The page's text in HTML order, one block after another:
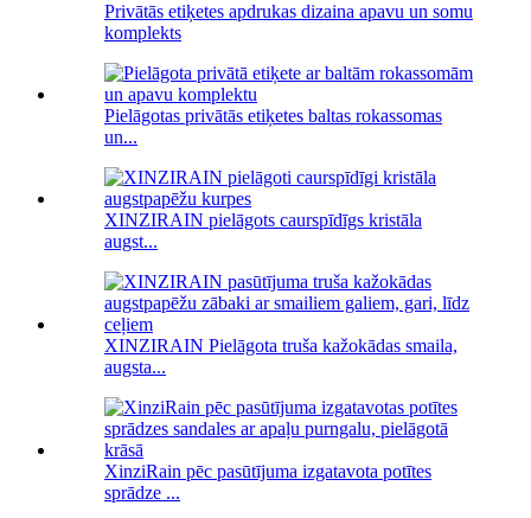
Privātās etiķetes apdrukas dizaina apavu un somu
komplekts
Pielāgotas privātās etiķetes baltas rokassomas
un...
XINZIRAIN pielāgots caurspīdīgs kristāla
augst...
XINZIRAIN Pielāgota truša kažokādas smaila,
augsta...
XinziRain pēc pasūtījuma izgatavota potītes
sprādze ...